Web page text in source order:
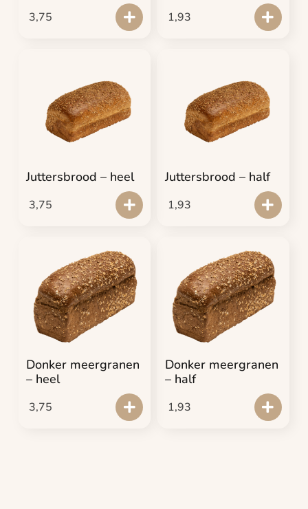
3,75 1,93
Juttersbrood – heel
3,75
Juttersbrood – half
1,93
Donker meergranen
– heel
3,75
Donker meergranen
– half
1,93